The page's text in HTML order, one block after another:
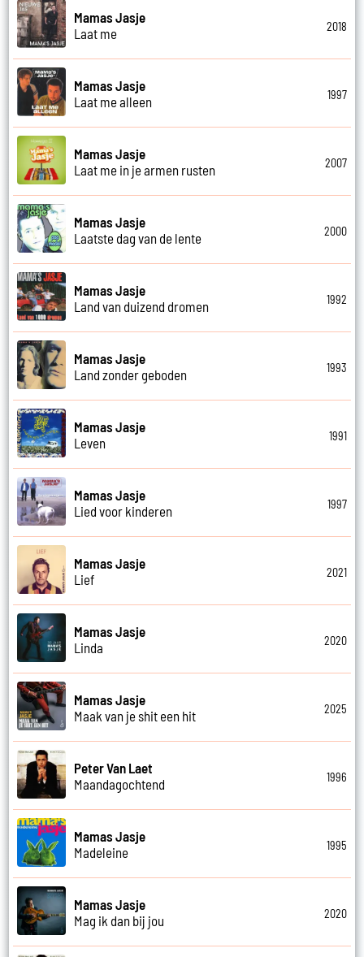
Mamas Jasje
Laat me
2018
Mamas Jasje
Laat me alleen
1997
Mamas Jasje
Laat me in je armen rusten
2007
Mamas Jasje
Laatste dag van de lente
2000
Mamas Jasje
Land van duizend dromen
1992
Mamas Jasje
Land zonder geboden
1993
Mamas Jasje
Leven
1991
Mamas Jasje
Lied voor kinderen
1997
Mamas Jasje
Lief
2021
Mamas Jasje
Linda
2020
Mamas Jasje
Maak van je shit een hit
2025
Peter Van Laet
Maandagochtend
1996
Mamas Jasje
Madeleine
1995
Mamas Jasje
Mag ik dan bij jou
2020